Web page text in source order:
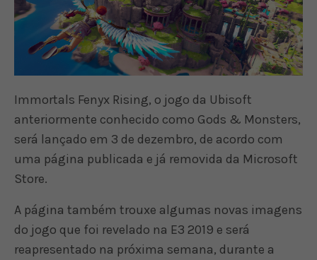
Immortals Fenyx Rising, o jogo da Ubisoft
anteriormente conhecido como Gods & Monsters,
será lançado em 3 de dezembro, de acordo com
uma página publicada e já removida da Microsoft
Store.
A página também trouxe algumas novas imagens
do jogo que foi revelado na E3 2019 e será
reapresentado na próxima semana, durante a